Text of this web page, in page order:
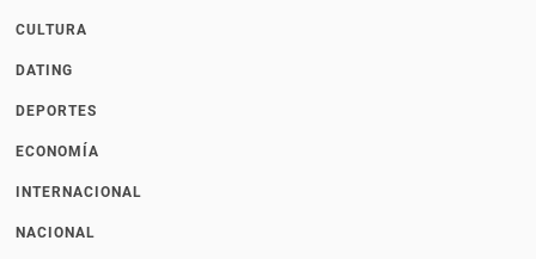
CULTURA
DATING
DEPORTES
ECONOMÍA
INTERNACIONAL
NACIONAL